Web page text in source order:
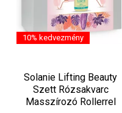
10% kedvezmény
Solanie Lifting Beauty
Szett Rózsakvarc
Masszírozó Rollerrel